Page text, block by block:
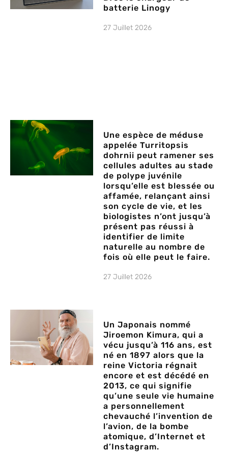
batterie Linogy
27 Juillet 2026
Une espèce de méduse
appelée Turritopsis
dohrnii peut ramener ses
cellules adultes au stade
de polype juvénile
lorsqu’elle est blessée ou
affamée, relançant ainsi
son cycle de vie, et les
biologistes n’ont jusqu’à
présent pas réussi à
identifier de limite
naturelle au nombre de
fois où elle peut le faire.
27 Juillet 2026
Un Japonais nommé
Jiroemon Kimura, qui a
vécu jusqu’à 116 ans, est
né en 1897 alors que la
reine Victoria régnait
encore et est décédé en
2013, ce qui signifie
qu’une seule vie humaine
a personnellement
chevauché l’invention de
l’avion, de la bombe
atomique, d’Internet et
d’Instagram.